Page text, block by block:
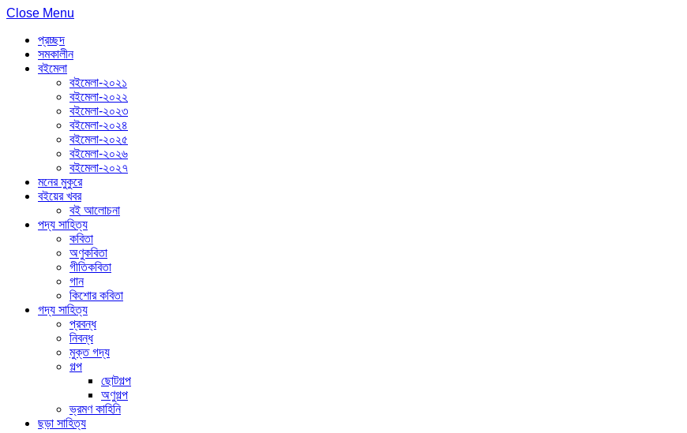
Close Menu
প্রচ্ছদ
সমকালীন
বইমেলা
বইমেলা-২০২১
বইমেলা-২০২২
বইমেলা-২০২৩
বইমেলা-২০২৪
বইমেলা-২০২৫
বইমেলা-২০২৬
বইমেলা-২০২৭
মনের মুকুরে
বইয়ের খবর
বই আলোচনা
পদ্য সাহিত্য
কবিতা
অণুকবিতা
গীতিকবিতা
গান
কিশোর কবিতা
গদ্য সাহিত্য
প্রবন্ধ
নিবন্ধ
মুক্ত গদ্য
গল্প
ছোটগল্প
অণুগল্প
ভ্রমণ কাহিনি
ছড়া সাহিত্য